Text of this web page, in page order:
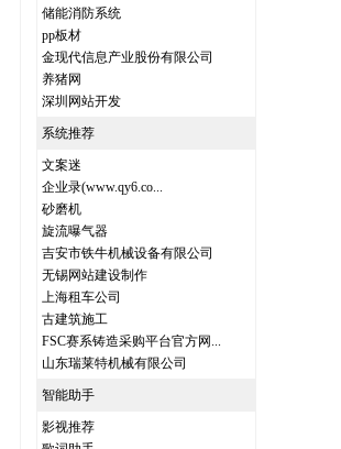
储能消防系统
pp板材
金现代信息产业股份有限公司
养猪网
深圳网站开发
系统推荐
文案迷
企业录(www.qy6.co...
砂磨机
旋流曝气器
吉安市铁牛机械设备有限公司
无锡网站建设制作
上海租车公司
古建筑施工
FSC赛系铸造采购平台官方网...
山东瑞莱特机械有限公司
智能助手
影视推荐